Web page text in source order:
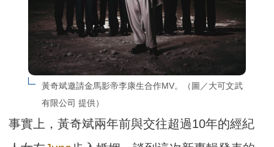
黃奇斌邀請金馬影帝李康生合作MV。（圖／大可文武
有限公司 提供）
事實上，黃奇斌兩年前與交往超過10年的經紀